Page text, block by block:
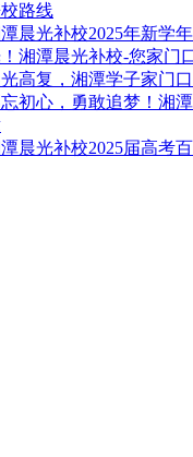
路线
潭晨光补校2025年新学
湘潭晨光补校-您家门
光高复，湘潭学子家门
忘初心，勇敢追梦！湘
潭晨光补校2025届高考